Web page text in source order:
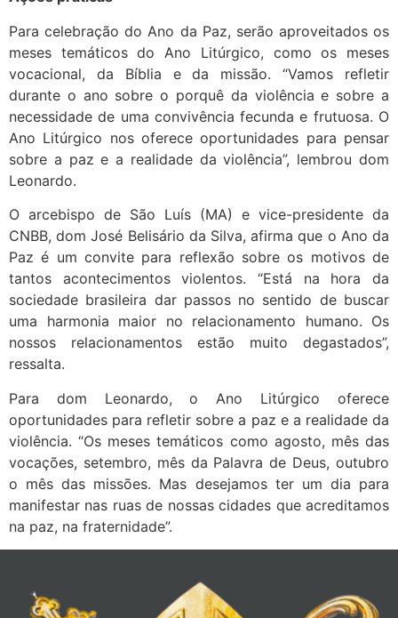
Para celebração do Ano da Paz, serão aproveitados os
meses temáticos do Ano Litúrgico, como os meses
vocacional, da Bíblia e da missão. “Vamos refletir
durante o ano sobre o porquê da violência e sobre a
necessidade de uma convivência fecunda e frutuosa. O
Ano Litúrgico nos oferece oportunidades para pensar
sobre a paz e a realidade da violência”, lembrou dom
Leonardo.
O arcebispo de São Luís (MA) e vice-presidente da
CNBB, dom José Belisário da Silva, afirma que o Ano da
Paz é um convite para reflexão sobre os motivos de
tantos acontecimentos violentos. “Está na hora da
sociedade brasileira dar passos no sentido de buscar
uma harmonia maior no relacionamento humano. Os
nossos relacionamentos estão muito degastados”,
ressalta.
Para dom Leonardo, o Ano Litúrgico oferece
oportunidades para refletir sobre a paz e a realidade da
violência. “Os meses temáticos como agosto, mês das
vocações, setembro, mês da Palavra de Deus, outubro
o mês das missões. Mas desejamos ter um dia para
manifestar nas ruas de nossas cidades que acreditamos
na paz, na fraternidade”.